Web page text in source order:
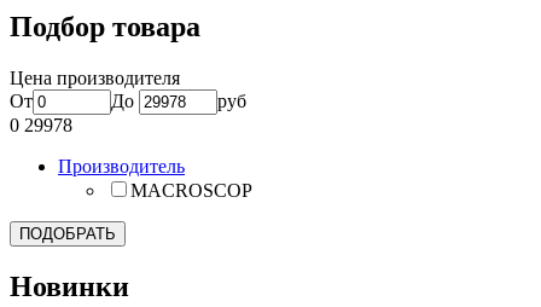
Подбор товара
Цена производителя
От
До
руб
0 29978
Производитель
MACROSCOP
Новинки